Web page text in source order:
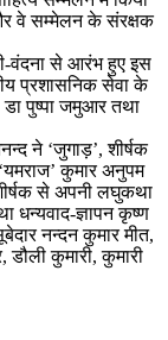
वे सम्मेलन के संरक्षक
वंदना से आरंभ हुए इस
प्रशासनिक सेवा के
डा पुष्पा जमुआर तथा
ने ‘जुगाड़’, शीर्षक
कुमार अनुपम
से अपनी लघुकथा
धन्यवाद-ज्ञापन कृष्ण
नन्दन कुमार मीत,
कुमारी, कुमारी